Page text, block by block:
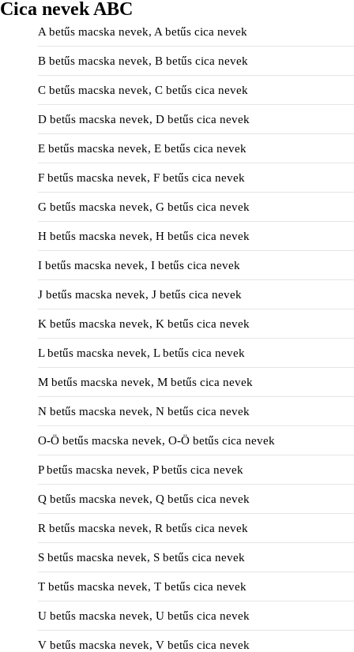
Cica nevek ABC
A betűs macska nevek, A betűs cica nevek
B betűs macska nevek, B betűs cica nevek
C betűs macska nevek, C betűs cica nevek
D betűs macska nevek, D betűs cica nevek
E betűs macska nevek, E betűs cica nevek
F betűs macska nevek, F betűs cica nevek
G betűs macska nevek, G betűs cica nevek
H betűs macska nevek, H betűs cica nevek
I betűs macska nevek, I betűs cica nevek
J betűs macska nevek, J betűs cica nevek
K betűs macska nevek, K betűs cica nevek
L betűs macska nevek, L betűs cica nevek
M betűs macska nevek, M betűs cica nevek
N betűs macska nevek, N betűs cica nevek
O-Ö betűs macska nevek, O-Ö betűs cica nevek
P betűs macska nevek, P betűs cica nevek
Q betűs macska nevek, Q betűs cica nevek
R betűs macska nevek, R betűs cica nevek
S betűs macska nevek, S betűs cica nevek
T betűs macska nevek, T betűs cica nevek
U betűs macska nevek, U betűs cica nevek
V betűs macska nevek, V betűs cica nevek